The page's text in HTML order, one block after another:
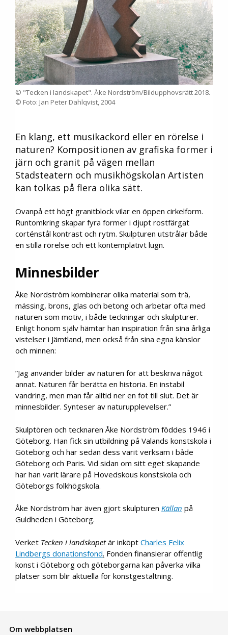
© "Tecken i landskapet". Åke Nordström/Bildupphovsrätt 2018.
© Foto: Jan Peter Dahlqvist, 2004
En klang, ett musikackord eller en rörelse i
naturen? Kompositionen av grafiska former i
järn och granit på vägen mellan
Stadsteatern och musikhögskolan Artisten
kan tolkas på flera olika sätt.
Ovanpå ett högt granitblock vilar en öppen cirkelform.
Runtomkring skapar fyra former i djupt rostfärgat
corténstål kontrast och rytm. Skulpturen utstrålar både
en stilla rörelse och ett kontemplativt lugn.
Minnesbilder
Åke Nordström kombinerar olika material som trä,
mässing, brons, glas och betong och arbetar ofta med
naturen som motiv, i både teckningar och skulpturer.
Enligt honom själv hämtar han inspiration från sina årliga
vistelser i Jämtland, men också från sina egna känslor
och minnen:
”Jag använder bilder av naturen för att beskriva något
annat. Naturen får berätta en historia. En instabil
vandring, men man får alltid ner en fot till slut. Det är
minnesbilder. Synteser av naturupplevelser.”
Skulptören och tecknaren Åke Nordström föddes 1946 i
Göteborg. Han fick sin utbildning på Valands konstskola i
Göteborg och har sedan dess varit verksam i både
Göteborg och Paris. Vid sidan om sitt eget skapande
har han varit lärare på Hovedskous konstskola och
Göteborgs folkhögskola.
Åke Nordström har även gjort skulpturen Källan på
Guldheden i Göteborg.
Verket Tecken i landskapetär inköpt Charles Felix
Lindbergs donationsfond. Fonden finansierar offentlig
konst i Göteborg och göteborgarna kan påverka vilka
platser som blir aktuella för konstgestaltning.
Om webbplatsen